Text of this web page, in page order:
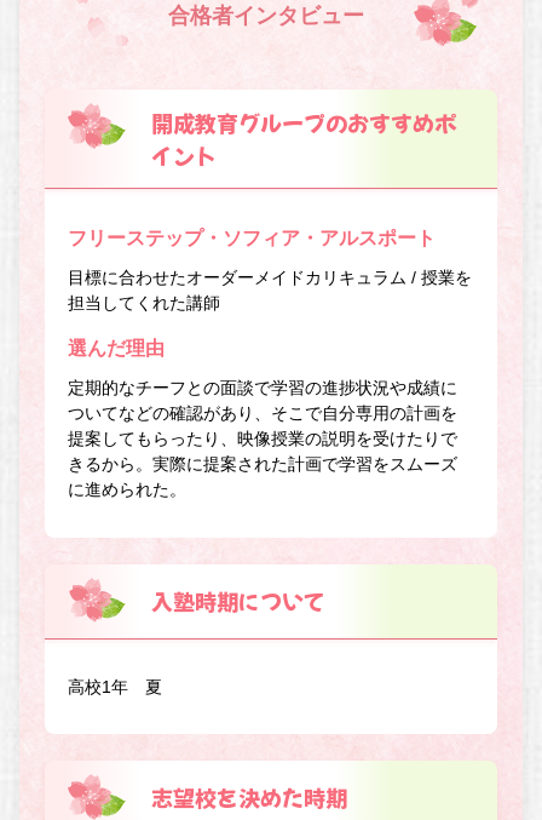
合格者インタビュー
開成教育グループのおすすめポ
イント
フリーステップ・ソフィア・アルスポート
目標に合わせたオーダーメイドカリキュラム / 授業を
担当してくれた講師
選んだ理由
定期的なチーフとの面談で学習の進捗状況や成績に
ついてなどの確認があり、そこで自分専用の計画を
提案してもらったり、映像授業の説明を受けたりで
きるから。実際に提案された計画で学習をスムーズ
に進められた。
入塾時期について
高校1年 夏
志望校を決めた時期